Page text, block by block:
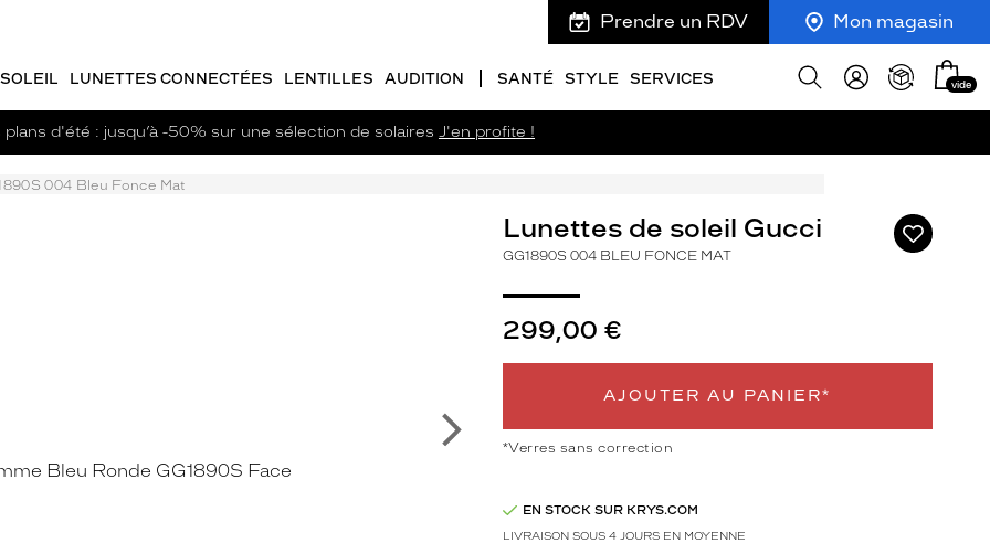
Prendre un RDV Mon magasin
LUNETTES CONNECTÉES LENTILLES AUDITION SANTÉ STYLE SERVICES
Afficher
Mon
panier
vide
plans d'été : jusqu’à -50% sur une sélection de solaires J'en profite !
004 Bleu Fonce Mat
Ajouter
à
Suivant
Lunettes de soleil Gucci
GG1890S 004 BLEU FONCE MAT
299,00 €
AJOUTER AU PANIER*
*Verres sans correction
EN STOCK SUR KRYS.COM
LIVRAISON SOUS 4 JOURS EN MOYENNE